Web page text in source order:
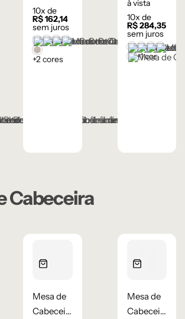
Metalizado
de
Madeira
Carvalho
Natural
10x de
R$162,14
sem juros
Castanho
Champanhe
Cinza Grafite Metalizado
Ébano
Lâmina Frapê
+2 cores
Laqueada
à vista
10x de
R$284,35
sem juros
Branco
Cinza
Frapê
Preto
+1 cor
Cabeceira
Mesa de
Cabeceira
Mesa de
Cabeceira